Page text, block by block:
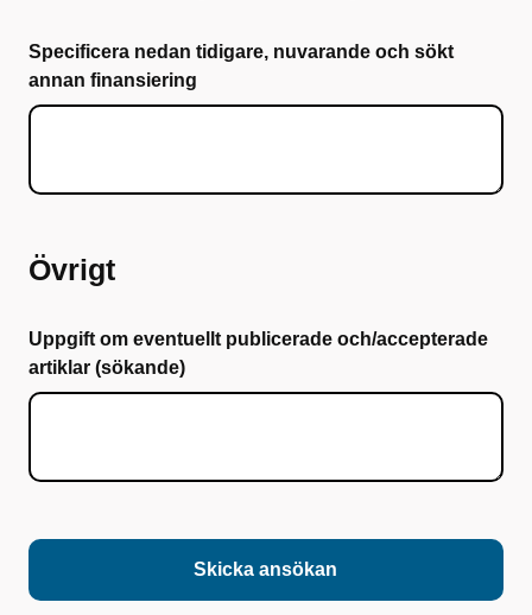
Specificera nedan tidigare, nuvarande och sökt
annan finansiering
Övrigt
Uppgift om eventuellt publicerade och/accepterade
artiklar (sökande)
Skicka ansökan